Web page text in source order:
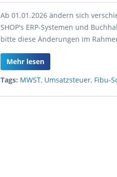
Ab 01.01.2026 ändern sich
SHOP's ERP-Systemen und
bitte diese Änderungen im
Mehr lesen
Tags: MWST, Umsatzsteuer, Fibu-